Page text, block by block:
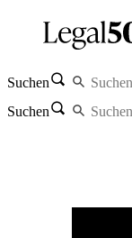
Suchen
Suchen